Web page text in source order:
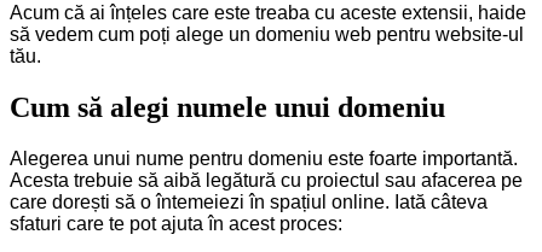
Acum că ai înțeles care este treaba cu aceste extensii, haide
să vedem cum poți alege un domeniu web pentru website-ul
tău.
Cum să alegi numele unui domeniu
Alegerea unui nume pentru domeniu este foarte importantă.
Acesta trebuie să aibă legătură cu proiectul sau afacerea pe
care dorești să o întemeiezi în spațiul online. Iată câteva
sfaturi care te pot ajuta în acest proces: